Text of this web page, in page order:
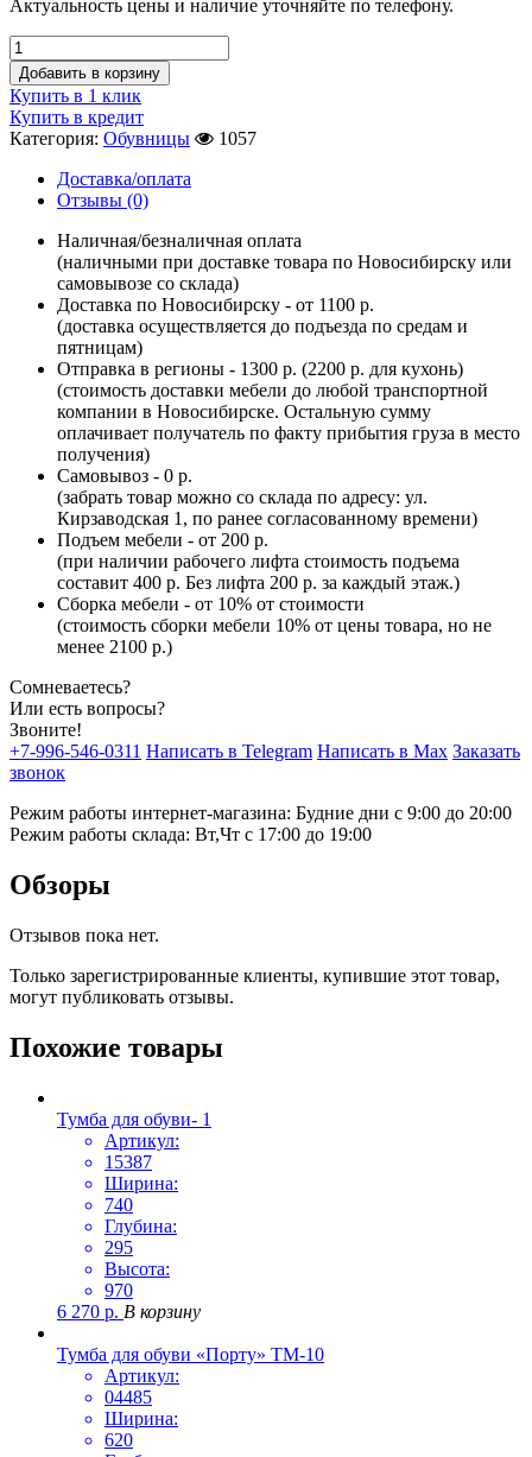
Актуальность цены и наличие уточняйте по телефону.
Добавить в корзину
Купить в 1 клик
Купить в кредит
Категория: Обувницы
1057
Доставка/оплата
Отзывы (0)
Наличная/безналичная оплата
(наличными при доставке товара по Новосибирску или
самовывозе со склада)
Доставка по Новосибирску - от 1100 р.
(доставка осуществляется до подъезда по средам и
пятницам)
Отправка в регионы - 1300 р. (2200 р. для кухонь)
(стоимость доставки мебели до любой транспортной
компании в Новосибирске. Остальную сумму
оплачивает получатель по факту прибытия груза в место
получения)
Самовывоз - 0 р.
(забрать товар можно со склада по адресу: ул.
Кирзаводская 1, по ранее согласованному времени)
Подъем мебели - от 200 р.
(при наличии рабочего лифта стоимость подъема
составит 400 р. Без лифта 200 р. за каждый этаж.)
Сборка мебели - от 10% от стоимости
(стоимость сборки мебели 10% от цены товара, но не
менее 2100 р.)
Сомневаетесь?
Или есть вопросы?
Звоните!
+7-996-546-0311 Написать в Telegram Написать в Max Заказать
звонок
Режим работы интернет-магазина: Будние дни с 9:00 до 20:00
Режим работы склада: Вт,Чт с 17:00 до 19:00
Обзоры
Отзывов пока нет.
Только зарегистрированные клиенты, купившие этот товар,
могут публиковать отзывы.
Похожие товары
Тумба для обуви- 1
Артикул:
15387
Ширина:
740
Глубина:
295
Высота:
970
6 270 р. В корзину
Тумба для обуви «Порту» ТМ-10
Артикул:
04485
Ширина:
620